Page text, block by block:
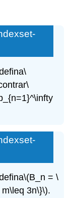
\
\
\(B_n = \
3n\}\).